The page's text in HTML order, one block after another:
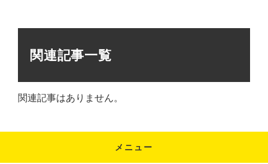
関連記事一覧
関連記事はありません。
メニュー